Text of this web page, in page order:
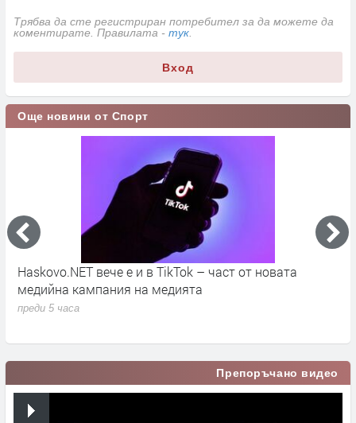
Трябва да сте регистриран потребител за да можете да
коментирате. Правилата - тук
Вход
Още новини от Спорт
Haskovo.NET вече е и в TikTok – част от новата
медийна кампания на медията
преди 5 часа
Препоръчано видео